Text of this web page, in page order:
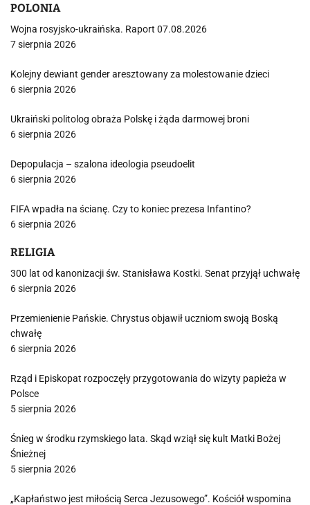
POLONIA
Wojna rosyjsko-ukraińska. Raport 07.08.2026
7 sierpnia 2026
Kolejny dewiant gender aresztowany za molestowanie dzieci
6 sierpnia 2026
Ukraiński politolog obraża Polskę i żąda darmowej broni
6 sierpnia 2026
Depopulacja – szalona ideologia pseudoelit
6 sierpnia 2026
FIFA wpadła na ścianę. Czy to koniec prezesa Infantino?
6 sierpnia 2026
RELIGIA
300 lat od kanonizacji św. Stanisława Kostki. Senat przyjął uchwałę
6 sierpnia 2026
Przemienienie Pańskie. Chrystus objawił uczniom swoją Boską
chwałę
6 sierpnia 2026
Rząd i Episkopat rozpoczęły przygotowania do wizyty papieża w
Polsce
5 sierpnia 2026
Śnieg w środku rzymskiego lata. Skąd wziął się kult Matki Bożej
Śnieżnej
5 sierpnia 2026
„Kapłaństwo jest miłością Serca Jezusowego”. Kościół wspomina